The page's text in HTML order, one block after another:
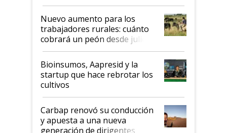
Nuevo aumento para los
trabajadores rurales: cuánto
cobrará un peón desde julio
Bioinsumos, Aapresid y la
startup que hace rebrotar los
cultivos
Carbap renovó su conducción
y apuesta a una nueva
generación de dirigentes